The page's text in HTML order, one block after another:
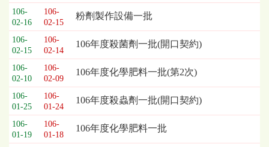
106-
02-16
106-
02-15
粉劑製作設備一批
106-
02-15
106-
02-14
106年度殺菌劑一批(開口契約)
106-
02-10
106-
02-09
106年度化學肥料一批(第2次)
106-
01-25
106-
01-24
106年度殺蟲劑一批(開口契約)
106-
01-19
106-
01-18
106年度化學肥料一批